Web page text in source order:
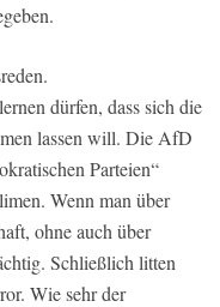
dürfen, dass sich die
lassen will. Die AfD
Parteien“
Wenn man über
ohne auch über
Schließlich litten
Wie sehr der